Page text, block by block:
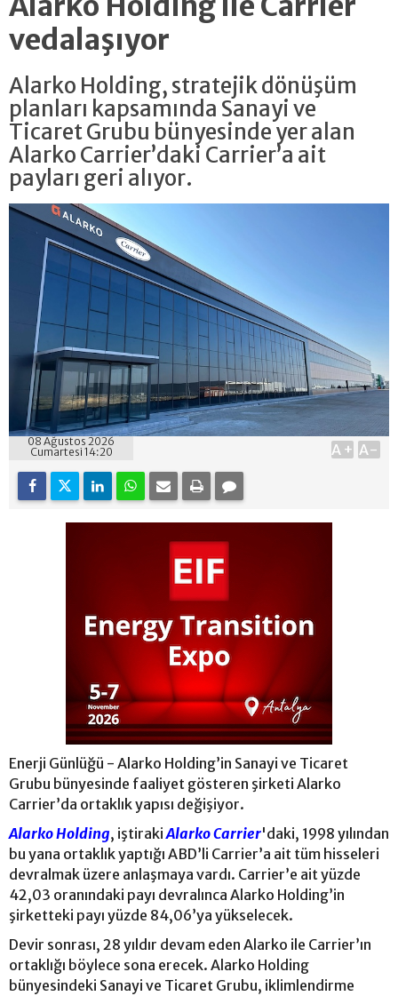
vedalaşıyor
Alarko Holding, stratejik dönüşüm
planları kapsamında Sanayi ve
Ticaret Grubu bünyesinde yer alan
Alarko Carrier’daki Carrier’a ait
payları geri alıyor.
08 Ağustos 2026
Cumartesi 14:20
A+ A-
Enerji Günlüğü - Alarko Holding’in Sanayi ve Ticaret
Grubu bünyesinde faaliyet gösteren şirketi Alarko
Carrier’da ortaklık yapısı değişiyor.
Alarko Holding, iştirakiAlarko Carrier'daki, 1998 yılından
bu yana ortaklık yaptığı ABD’li Carrier’a ait tüm hisseleri
devralmak üzere anlaşmaya vardı. Carrier’e ait yüzde
42,03 oranındaki payı devralınca Alarko Holding’in
şirketteki payı yüzde 84,06’ya yükselecek.
Devir sonrası, 28 yıldır devam eden Alarko ile Carrier’ın
ortaklığı böylece sona erecek. Alarko Holding
bünyesindeki Sanayi ve Ticaret Grubu, iklimlendirme